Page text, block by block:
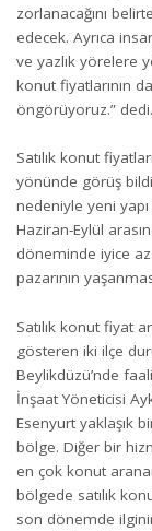
zorlanacağını
edecek. Ayrıca
ve yazlık yörelere
konut fiyatlarının
öngörüyoruz.” dedi.
Satılık konut
yönünde görüş
nedeniyle yeni
Haziran-Eylül
döneminde iyice
pazarının
Satılık konut fiyat
gösteren iki ilçe
Beylikdüzü’nde
İnşaat Yöneticisi
Esenyurt yaklaşık
bölge. Diğer bir
en çok konut
bölgede satılık
son dönemde